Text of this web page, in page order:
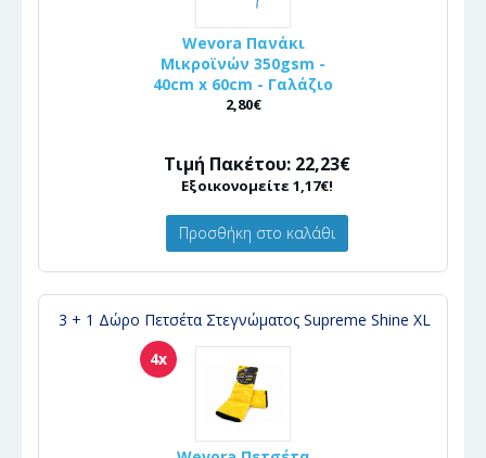
Wevora Πανάκι
Μικροϊνών 350gsm -
40cm x 60cm - Γαλάζιο
2,80€
Τιμή Πακέτου: 22,23€
Εξοικονομείτε 1,17€!
Προσθήκη στο καλάθι
3 + 1 Δώρο Πετσέτα Στεγνώματος Supreme Shine XL
4x